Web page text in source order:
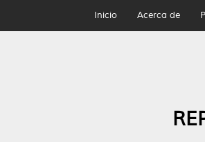
Inicio Acerca de